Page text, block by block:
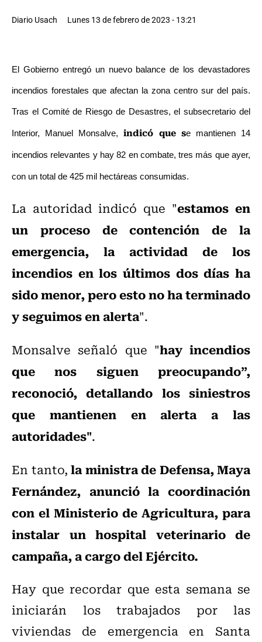
Diario Usach Lunes 13 de febrero de 2023 - 13:21
El Gobierno entregó un nuevo balance de los devastadores
incendios forestales que afectan la zona centro sur del país.
Tras el Comité de Riesgo de Desastres, el subsecretario del
Interior, Manuel Monsalve, indicó que se mantienen 14
incendios relevantes y hay 82 en combate, tres más que ayer,
con un total de 425 mil hectáreas consumidas.
La autoridad indicó que "estamos en
un proceso de contención de la
emergencia, la actividad de los
incendios en los últimos dos días ha
sido menor, pero esto no ha terminado
y seguimos en alerta".
Monsalve señaló que "hay incendios
que nos siguen preocupando”,
reconoció, detallando los siniestros
que mantienen en alerta a las
autoridades".
En tanto,la ministra de Defensa, Maya
Fernández, anunció la coordinación
con el Ministerio de Agricultura, para
instalar un hospital veterinario de
campaña, a cargo del Ejército.
Hay que recordar que esta semana se
iniciarán los trabajados por las
viviendas de emergencia en Santa